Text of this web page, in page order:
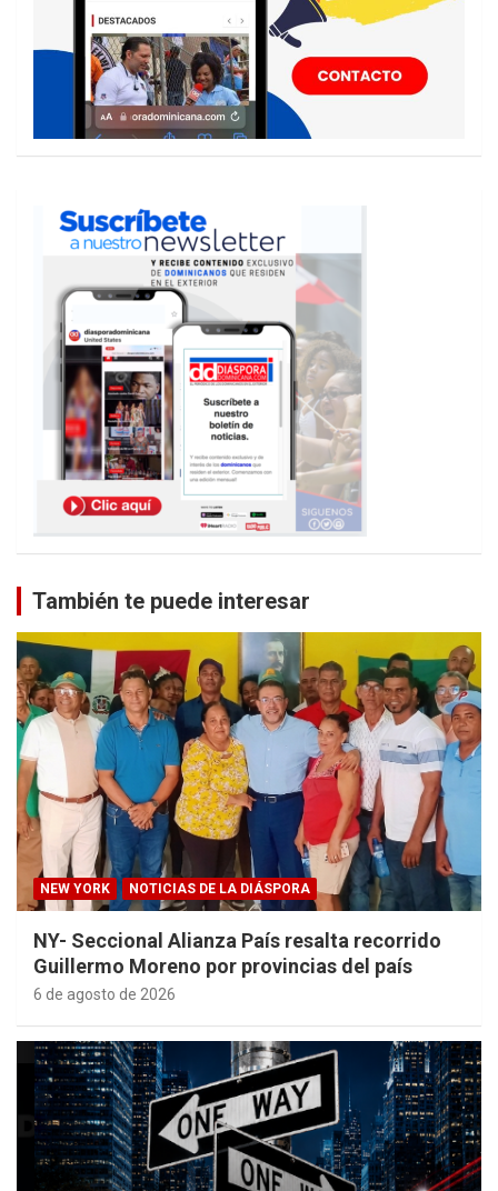
También te puede interesar
NEW YORK NOTICIAS DE LA DIÁSPORA
NY- Seccional Alianza País resalta recorrido
Guillermo Moreno por provincias del país
6 de agosto de 2026